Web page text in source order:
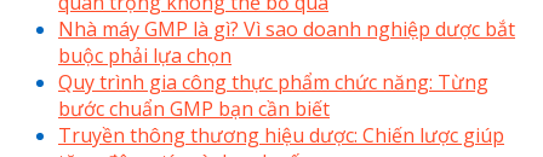
Nhà máy GMP là gì? Vì sao doanh nghiệp dược bắt
buộc phải lựa chọn
Quy trình gia công thực phẩm chức năng: Từng
bước chuẩn GMP bạn cần biết
Truyền thông thương hiệu dược: Chiến lược giúp